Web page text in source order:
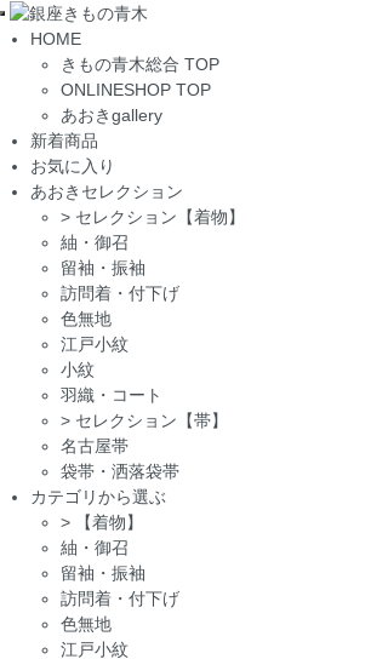
Toggle
navigation
HOME
きもの青木総合 TOP
ONLINESHOP TOP
あおきgallery
新着商品
お気に入り
あおきセレクション
> セレクション【着物】
紬・御召
留袖・振袖
訪問着・付下げ
色無地
江戸小紋
小紋
羽織・コート
> セレクション【帯】
名古屋帯
袋帯・洒落袋帯
カテゴリから選ぶ
>
【着物】
紬・御召
留袖・振袖
訪問着・付下げ
色無地
江戸小紋